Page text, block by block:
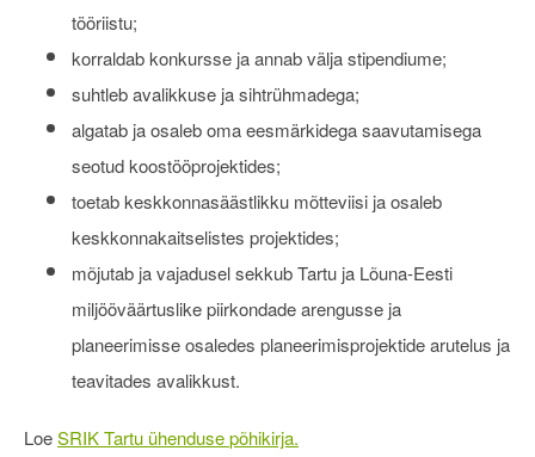
tööriistu;
korraldab konkursse ja annab välja stipendiume;
suhtleb avalikkuse ja sihtrühmadega;
algatab ja osaleb oma eesmärkidega saavutamisega
seotud koostööprojektides;
toetab keskkonnasäästlikku mõtteviisi ja osaleb
keskkonnakaitselistes projektides;
mõjutab ja vajadusel sekkub Tartu ja Lõuna-Eesti
miljööväärtuslike piirkondade arengusse ja
planeerimisse osaledes planeerimisprojektide arutelus ja
teavitades avalikkust.
LoeSRIK Tartu ühendusepõhikirja.